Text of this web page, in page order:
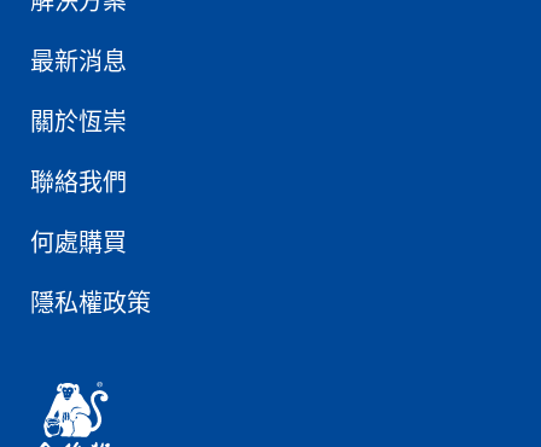
最新消息
關於恆崇
聯絡我們
何處購買
隱私權政策